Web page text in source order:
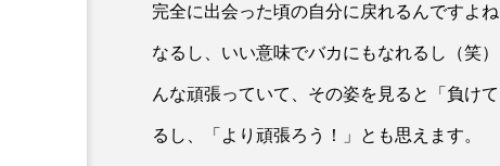
完全に出会った頃の自分に戻れるんですよ
なるし、いい意味でバカにもなれるし（笑
んな頑張っていて、その姿を見ると「負け
るし、「より頑張ろう！」とも思えます。